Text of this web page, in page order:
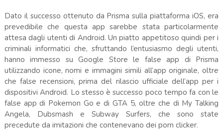
Dato il successo ottenuto da Prisma sulla piattaforma iOS, era
prevedibile che questa app sarebbe stata particolarmente
attesa dagli utenti di Android. Un piatto appetitoso quindi per i
criminali informatici che, sfruttando l’entusiasmo degli utenti,
hanno immesso su Google Store le false app di Prisma
utilizzando icone, nomi e immagini simili all’app originale, oltre
che false recensioni, prima del rilascio ufficiale dell’app per i
dispositivi Android. Lo stesso è successo poco tempo fa con le
false app di Pokemon Go e di GTA 5, oltre che di My Talking
Angela, Dubsmash e Subway Surfers, che sono state
precedute da imitazioni che contenevano dei porn clicker.